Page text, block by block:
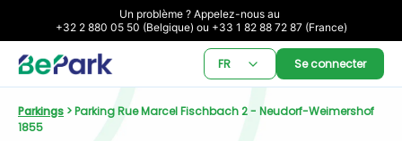
Un problème ? Appelez-nous au
+32 2 880 05 50 (Belgique) ou +33 1 82 88 72 87 (France)
FR Se connecter
Parkings > Parking Rue Marcel Fischbach 2 - Neudorf-Weimershof
1855